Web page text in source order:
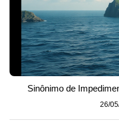
Sinônimo de
26/